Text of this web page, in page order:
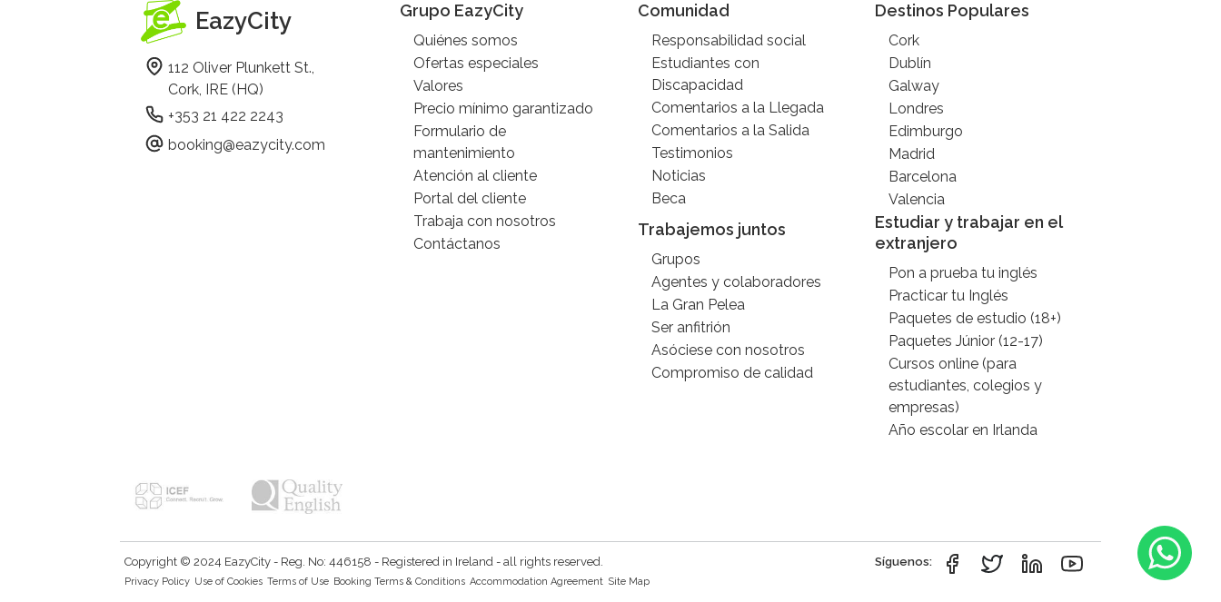
EazyCity
112 Oliver Plunkett St.,
Cork, IRE (HQ)
+353 21 422 2243
booking@eazycity.com
Grupo EazyCity
Quiénes somos
Ofertas especiales
Valores
Precio mínimo garantizado
Formulario de
mantenimiento
Atención al cliente
Portal del cliente
Trabaja con nosotros
Contáctanos
Comunidad
Responsabilidad social
Estudiantes con
Discapacidad
Comentarios a la Llegada
Comentarios a la Salida
Testimonios
Noticias
Beca
Trabajemos juntos
Grupos
Agentes y colaboradores
La Gran Pelea
Ser anfitrión
Asóciese con nosotros
Compromiso de calidad
Destinos Populares
Cork
Dublín
Galway
Londres
Edimburgo
Madrid
Barcelona
Valencia
Estudiar y trabajar en el
extranjero
Pon a prueba tu inglés
Practicar tu Inglés
Paquetes de estudio (18+)
Paquetes Júnior (12-17)
Cursos online (para
estudiantes, colegios y
empresas)
Año escolar en Irlanda
Copyright © 2024 EazyCity - Reg. No: 446158 - Registered in Ireland - all rights reserved.
Privacy Policy Use of Cookies Terms of Use Booking Terms & Conditions Accommodation Agreement Site Map
Síguenos: